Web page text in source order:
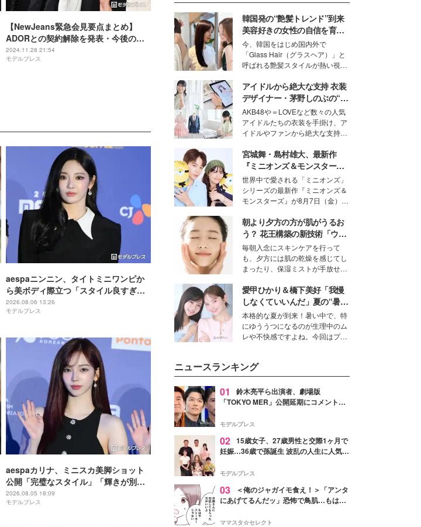
【NewJeans緊急会見要点まとめ】
ADORとの契約解除を発表・今後の活
動に言及
2024.11.28 21:54
モデルプレス
aespaニンニン、タイトミニワンピか
ら美ボディ際立つ「スタイル良すぎ」
「蛍光ピンク着こなせるのすごい」の
声
2026.08.06 13:26
モデルプレス
aespaカリナ、ミニスカ美脚ショット
公開「完璧なスタイル」「輝きが別
格」と反響
2026.08.05 18:09
モデルプレス
韓国発の“艶髪トレンド”到来
美容好きの女性の自信を育む
「ヘアケア事情」って？
今、韓国をはじめ国内外で
「Glass Hair（グラスヘア）」と
呼ばれる艶髪スタイルが熱い視線
ションの完成度を高めるベースと
して、“髪そのものの美しさ”に改
めて注目する人が増えている様
子。今回は、そんな憧れの艶やか
な髪を日常で叶える、美容好きの
女性たちのヘアケア事情を紹介し
ます。
アイドルから絶大な支持 衣装
デザイナー・茅野しのぶの“可
愛い”を作る美学＜「シチズン
クロスシー」インタビュー＞
AKB48や＝LOVEなど数々の人気
アイドルたちの衣装を手掛け、ア
イドルやファンから絶大な支持を
取締役兼クリエイティブディレク
ター・茅野しのぶ。一人ひとりの
個性に寄り添い、魅力を引き出す
衣装作りは、多くの女性たちに勇
気と自信を与え続けている。
宮城舞・島村雄大、最新作
『ミニオンズ＆モンスター
ズ』の魅力熱弁 ハチャメチャ
だけじゃない“友情と絆”に感
動
世界中で愛される「ミニオンズ」
シリーズの最新作『ミニオンズ＆
モンスターズ』が8月7日（金）に
ニオン好き”という共通点を持つモ
デルの宮城舞と島村雄大の特別対
談をお届け！それぞれの視点か
ら、今作ならではの魅力や予想外
の感動をもたらす奥深いストーリ
ーについて熱く語り合ってもらっ
た。
朝より夕方の方が肌がうるお
う？ 花王構築の新技術「ウォ
ーターキャプチャリングスキ
ン（捕水肌）」がスキンケア
の常識を変える予感
毎朝入念にスキンケアを行って
も、夕方には肌の乾燥を感じてし
まったり、保湿ミストが手放せな
な美容の常識を大きく変える可能
性を秘めた、革新的な「Water
Capturing Skin（ウォーターキャ
プチャリングスキン：捕水肌）」
技術を、花王が構築した。
愛甲ひかり＆橋下美好「我慢
しなくていいんだ」夏の“暑さ
対策”の新しい選択肢とは？
本格的な夏が到来！暑い中で、特
にゆううつになるのが生理中のム
レや不快感ですよね。今回はプラ
好さんを迎えて本音で女子会トー
ク。猛暑のお出かけを快適に過ご
すヒントや、2人が感動した夏の
生理の新常識にも迫りました。
ニュースランキング
01
鈴木亮平ら出演者、劇場版
「TOKYO MER」公開延期にコメント
最大の敬意とエールを」
モデルプレス
02 15歳女子、27歳男性と交際1ヶ月で
妊娠…36歳で孫誕生 波乱の人生に人気タ
よ！」
モデルプレス
03
＜俺のジャガイモ食え！＞「アンタ
にあげてるんだッ」恐怖で鳥肌…もはや
ママスタ☆セレクト